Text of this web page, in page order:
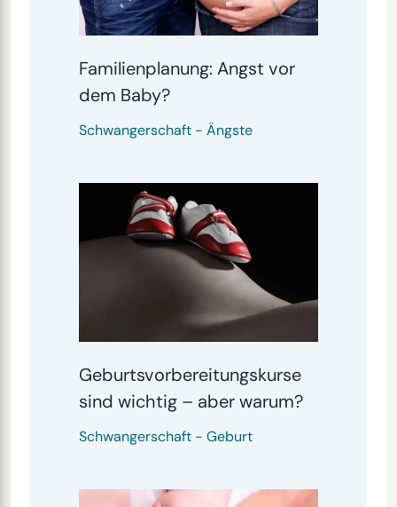
Familienplanung: Angst vor
dem Baby?
Schwangerschaft- Ängste
Geburtsvorbereitungskurse
sind wichtig – aber warum?
Schwangerschaft- Geburt